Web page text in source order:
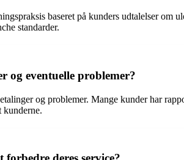
baseret på kunders udtalelser om
standarder.
og eventuelle problemer?
og problemer. Mange kunder har
kunderne.